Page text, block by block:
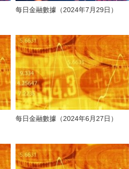
每日金融數據（2024年7月29日）
每日金融數據（2024年6月27日）